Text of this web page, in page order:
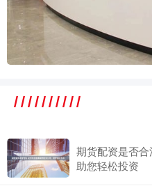
期货配资是否合
助您轻松投资